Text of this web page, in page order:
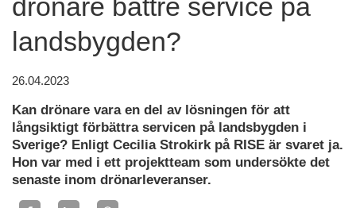
drönare bättre service på
landsbygden?
26.04.2023
Kan drönare vara en del av lösningen för att
långsiktigt förbättra servicen på landsbygden i
Sverige? Enligt Cecilia Strokirk på RISE är svaret ja.
Hon var med i ett projektteam som undersökte det
senaste inom drönarleveranser.